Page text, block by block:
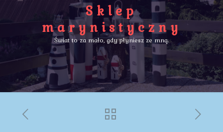
Sklep
marynistyczny
Świat to za mało, gdy płyniesz ze mną.